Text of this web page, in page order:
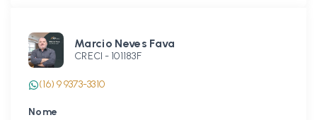
Marcio Neves Fava
CRECI - 101183F
(16) 9 9373-3310
Nome